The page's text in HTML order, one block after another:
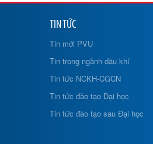
TIN TỨC
Tin mới PVU
Tin trong ngành dầu khí
Tin tức NCKH-CGCN
Tin tức đào tạo Đại học
Tin tức đào tạo sau Đại học